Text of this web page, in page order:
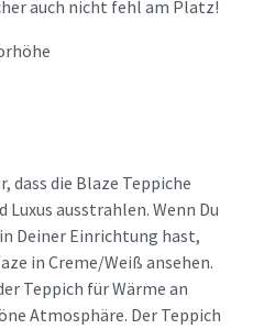
auch nicht fehl am Platz!
dass die Blaze Teppiche
Luxus ausstrahlen. Wenn Du
Deiner Einrichtung hast,
in Creme/Weiß ansehen.
Teppich für Wärme an
Atmosphäre. Der Teppich